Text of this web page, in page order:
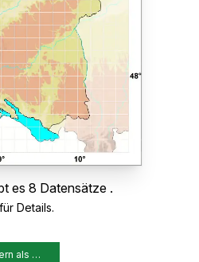
es 8 Datensätze .
Details.
als …